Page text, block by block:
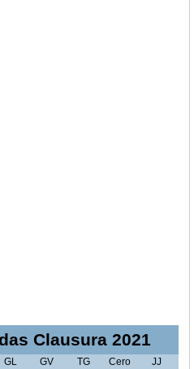
Clausura 2021
GL GV TG Cero
JJ